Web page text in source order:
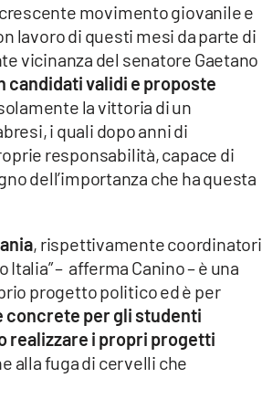
movimento giovanile e
lavoro di questi mesi da parte di
vicinanza del senatore Gaetano
validi e proposte
la vittoria di un
i quali dopo anni di
responsabilità, capace di
dell’importanza che ha questa
, rispettivamente coordinatori
– afferma Canino – è una
progetto politico ed è per
concrete per gli studenti
realizzare i propri progetti
alla fuga di cervelli che